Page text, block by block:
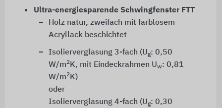
Ultra-energiesparende Schwingfenster FTT
Holz natur, zweifach mit farblosem
Acryllack beschichtet
Isolierverglasung 3-fach (Ug: 0,50
W/m2K, mit Eindeckrahmen Uw: 0,81
W/m2K)
oder
Isolierverglasung 4-fach (Ug: 0,30